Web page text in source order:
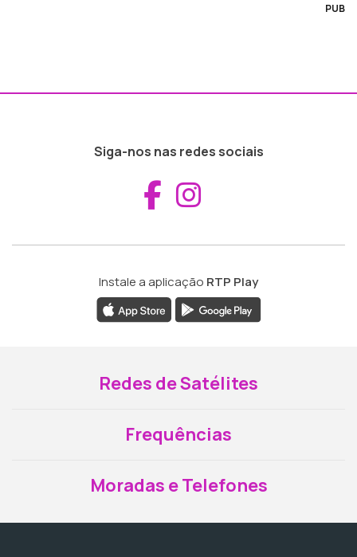
PUB
Siga-nos nas redes sociais
Aceder ao
Instale a aplicação RTP Play
Redes de Satélites
Frequências
Moradas e Telefones